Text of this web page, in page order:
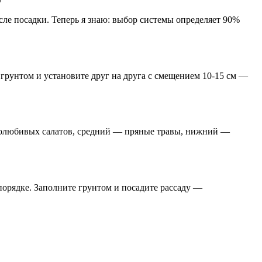
посадки. Теперь я знаю: выбор системы определяет 90%
и установите друг на друга с смещением 10-15 см —
салатов, средний — пряные травы, нижний —
Заполните грунтом и посадите рассаду —